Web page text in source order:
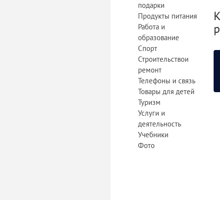
подарки
Продукты питания
Работа и
образование
Спорт
Строительствои
ремонт
Телефоны и связь
Товары для детей
Туризм
Услуги и
деятельность
Учебники
Фото